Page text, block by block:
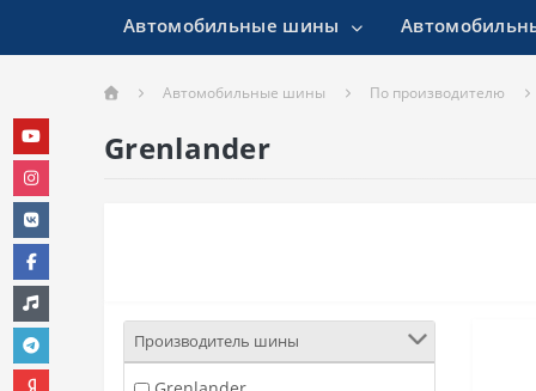
Автомобильные шины
Автомобильные шины По производителю
Grenlander
Производитель шины